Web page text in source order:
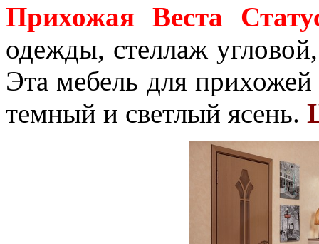
Прихожая Веста
одежды, стеллаж
Эта мебель для
темный и светлый ясень.